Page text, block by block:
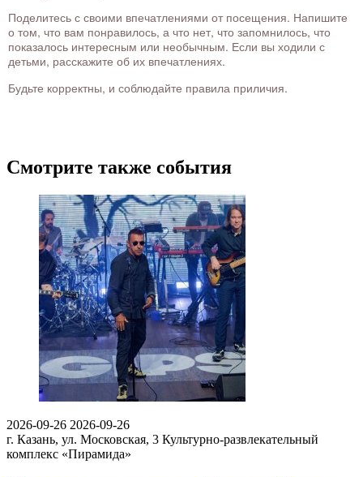
Поделитесь с своими впечатлениями от посещения. Напишите
о том, что вам понравилось, а что нет, что запомнилось, что
показалось интересным или необычным. Если вы ходили с
детьми, расскажите об их впечатлениях.
Будьте корректны, и соблюдайте правила приличия.
Смотрите также события
2026-09-26 2026-09-26
г. Казань, ул. Московская, 3 Культурно-развлекательный
комплекс «Пирамида»